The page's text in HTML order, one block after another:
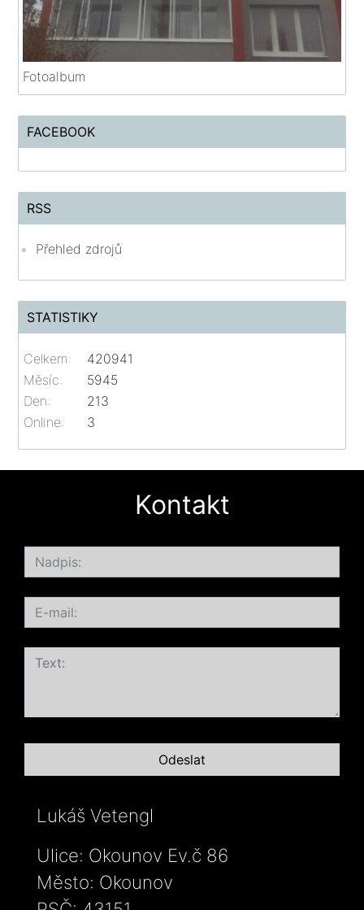
Fotoalbum
FACEBOOK
RSS
Přehled zdrojů
STATISTIKY
Online: 3
Celkem:
420941
Měsíc:
5945
Den:
213
Kontakt
Lukáš Vetengl
Ulice: Okounov Ev.č 86
Město: Okounov